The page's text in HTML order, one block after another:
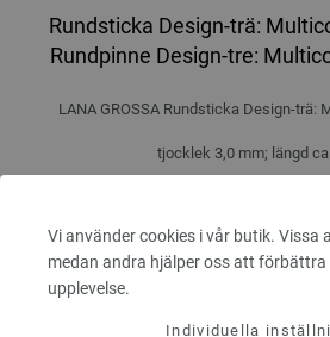
Vi använder cookies i vår butik. Vissa
medan andra hjälper oss att förbättra
upplevelse.
Individuella
Rundsticka Design-trä:
Rundpinne Design-tre:
LANA GROSSA Rundsticka Design-trä:
tjocklek 3,0 mm; längd
ANTAL